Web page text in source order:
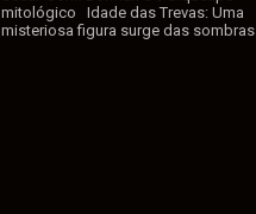
mitológico Idade das Trevas: Uma
misteriosa figura surge das sombras